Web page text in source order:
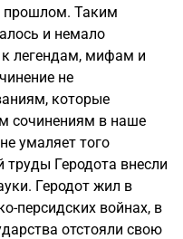
прошлом. Таким
и немало
к легендам, мифам и
не
которые
сочинениям в наше
умаляет того
Геродота внесли
Геродот жил в
персидских войнах, в
отстояли свою